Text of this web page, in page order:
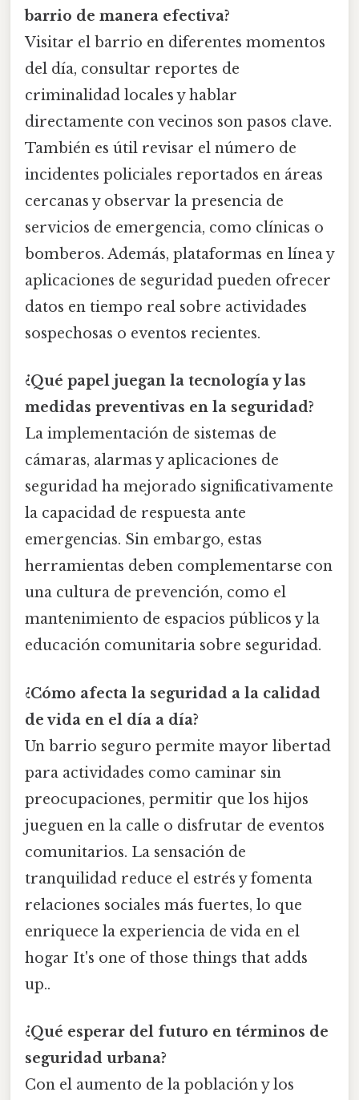
barrio de manera efectiva?
Visitar el barrio en diferentes momentos
del día, consultar reportes de
criminalidad locales y hablar
directamente con vecinos son pasos clave.
También es útil revisar el número de
incidentes policiales reportados en áreas
cercanas y observar la presencia de
servicios de emergencia, como clínicas o
bomberos. Además, plataformas en línea y
aplicaciones de seguridad pueden ofrecer
datos en tiempo real sobre actividades
sospechosas o eventos recientes.
¿Qué papel juegan la tecnología y las
medidas preventivas en la seguridad?
La implementación de sistemas de
cámaras, alarmas y aplicaciones de
seguridad ha mejorado significativamente
la capacidad de respuesta ante
emergencias. Sin embargo, estas
herramientas deben complementarse con
una cultura de prevención, como el
mantenimiento de espacios públicos y la
educación comunitaria sobre seguridad.
¿Cómo afecta la seguridad a la calidad
de vida en el día a día?
Un barrio seguro permite mayor libertad
para actividades como caminar sin
preocupaciones, permitir que los hijos
jueguen en la calle o disfrutar de eventos
comunitarios. La sensación de
tranquilidad reduce el estrés y fomenta
relaciones sociales más fuertes, lo que
enriquece la experiencia de vida en el
hogar It's one of those things that adds
up..
¿Qué esperar del futuro en términos de
seguridad urbana?
Con el aumento de la población y los